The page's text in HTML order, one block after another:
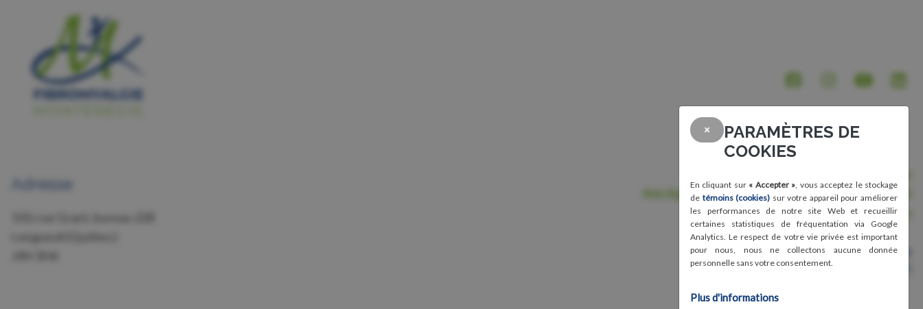
Adresse
Longueuil (Québec)
Avis légal, conditions d'utilisation et confidentialité
Crédits
Organisme de bienfaisance
Numéro 87583011RR0001
×
PARAMÈTRES DE
COOKIES
En cliquant sur « Accepter », vous acceptez le stockage
de témoins (cookies) sur votre appareil pour améliorer
les performances de notre site Web et recueillir
certaines statistiques de fréquentation via Google
Analytics. Le respect de votre vie privée est important
pour nous, nous ne collectons aucune donnée
personnelle sans votre consentement.
Plus d'informations